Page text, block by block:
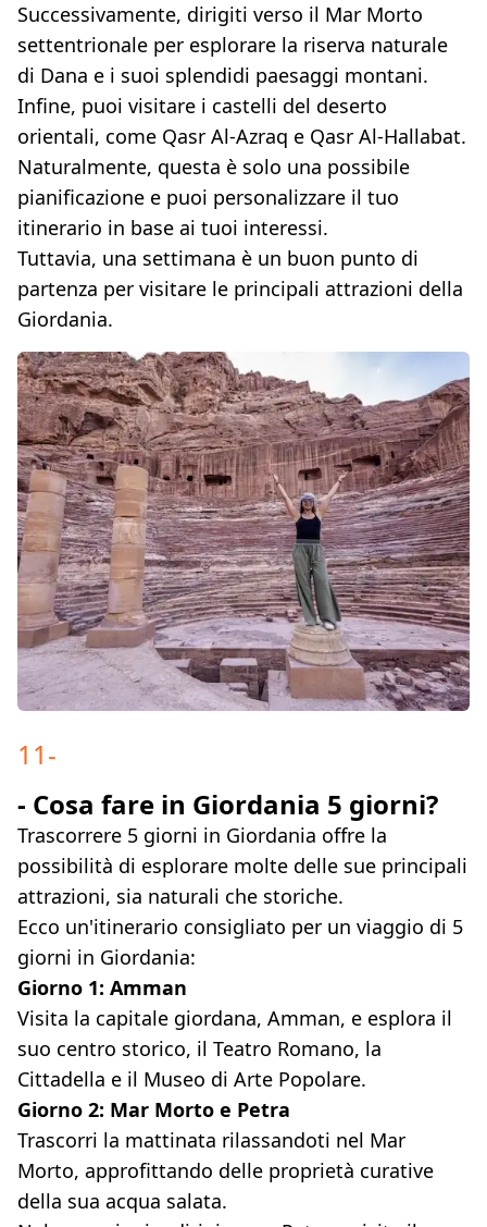
Successivamente, dirigiti verso il Mar Morto
settentrionale per esplorare la riserva naturale
di Dana e i suoi splendidi paesaggi montani.
Infine, puoi visitare i castelli del deserto
orientali, come Qasr Al-Azraq e Qasr Al-Hallabat.
Naturalmente, questa è solo una possibile
pianificazione e puoi personalizzare il tuo
itinerario in base ai tuoi interessi.
Tuttavia, una settimana è un buon punto di
partenza per visitare le principali attrazioni della
Giordania.
11-
- Cosa fare in Giordania 5 giorni?
Trascorrere 5 giorni in Giordania offre la
possibilità di esplorare molte delle sue principali
attrazioni, sia naturali che storiche.
Ecco un'itinerario consigliato per un viaggio di 5
giorni in Giordania:
Giorno 1: Amman
Visita la capitale giordana, Amman, e esplora il
suo centro storico, il Teatro Romano, la
Cittadella e il Museo di Arte Popolare.
Giorno 2: Mar Morto e Petra
Trascorri la mattinata rilassandoti nel Mar
Morto, approfittando delle proprietà curative
della sua acqua salata.